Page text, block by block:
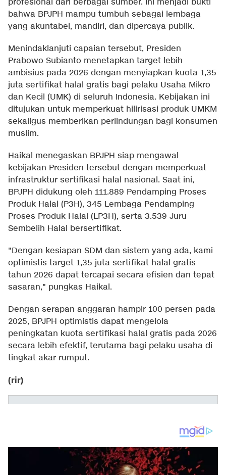
profesional dari berbagai sumber. Ini menjadi bukti
bahwa BPJPH mampu tumbuh sebagai lembaga
yang akuntabel, mandiri, dan dipercaya publik.
Menindaklanjuti capaian tersebut, Presiden
Prabowo Subianto menetapkan target lebih
ambisius pada 2026 dengan menyiapkan kuota 1,35
juta sertifikat halal gratis bagi pelaku Usaha Mikro
dan Kecil (UMK) di seluruh Indonesia. Kebijakan ini
ditujukan untuk memperkuat hilirisasi produk UMKM
sekaligus memberikan perlindungan bagi konsumen
muslim.
Haikal menegaskan BPJPH siap mengawal
kebijakan Presiden tersebut dengan memperkuat
infrastruktur sertifikasi halal nasional. Saat ini,
BPJPH didukung oleh 111.889 Pendamping Proses
Produk Halal (P3H), 345 Lembaga Pendamping
Proses Produk Halal (LP3H), serta 3.539 Juru
Sembelih Halal bersertifikat.
"Dengan kesiapan SDM dan sistem yang ada, kami
optimistis target 1,35 juta sertifikat halal gratis
tahun 2026 dapat tercapai secara efisien dan tepat
sasaran," pungkas Haikal.
Dengan serapan anggaran hampir 100 persen pada
2025, BPJPH optimistis dapat mengelola
peningkatan kuota sertifikasi halal gratis pada 2026
secara lebih efektif, terutama bagi pelaku usaha di
tingkat akar rumput.
(rir)